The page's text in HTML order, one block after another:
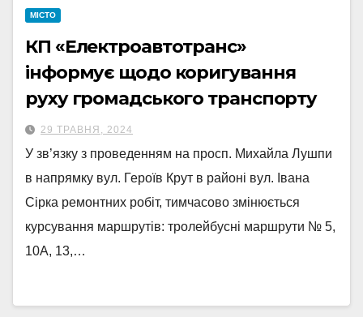
МІСТО
КП «Електроавтотранс»
інформує щодо коригування
руху громадського транспорту
29 ТРАВНЯ, 2024
У зв’язку з проведенням на просп. Михайла Лушпи
в напрямку вул. Героїв Крут в районі вул. Івана
Сірка ремонтних робіт, тимчасово змінюється
курсування маршрутів: тролейбусні маршрути № 5,
10А, 13,…